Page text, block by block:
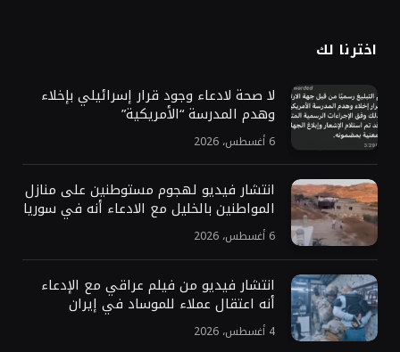
اخترنا لك
لا صحة لادعاء وجود قرار إسرائيلي بإخلاء
وهدم المدرسة “الأمريكية”
6 أغسطس، 2026
انتشار فيديو لهجوم مستوطنين على منازل
المواطنين بالخليل مع الادعاء أنه في سوريا
6 أغسطس، 2026
انتشار فيديو من فيلم عراقي مع الإدعاء
أنه اعتقال عملاء للموساد في إيران
4 أغسطس، 2026